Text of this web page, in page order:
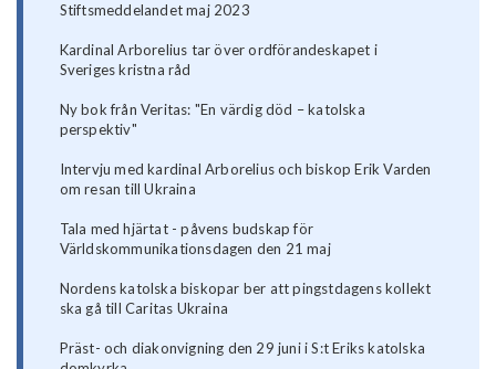
Stiftsmeddelandet maj 2023
Kardinal Arborelius tar över ordförandeskapet i
Sveriges kristna råd
Ny bok från Veritas: "En värdig död – katolska
perspektiv"
Intervju med kardinal Arborelius och biskop Erik Varden
om resan till Ukraina
Tala med hjärtat - påvens budskap för
Världskommunikationsdagen den 21 maj
Nordens katolska biskopar ber att pingstdagens kollekt
ska gå till Caritas Ukraina
Präst- och diakonvigning den 29 juni i S:t Eriks katolska